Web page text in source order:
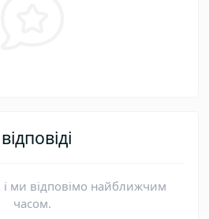
ми відповімо найближчим
часом.